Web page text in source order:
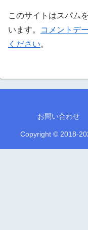
このサイトはスパム
います。
コメントデ
ください。
お問い合わせ
Copyright © 2018-